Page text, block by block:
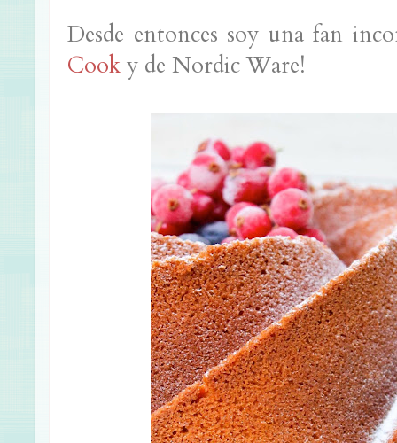
Desde entonces soy una fan
Cook y de Nordic Ware!